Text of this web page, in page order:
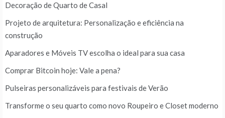
Decoração de Quarto de Casal
Projeto de arquitetura: Personalização e eficiência na
construção
Aparadores e Móveis TV escolha o ideal para sua casa
Comprar Bitcoin hoje: Vale a pena?
Pulseiras personalizáveis para festivais de Verão
Transforme o seu quarto como novo Roupeiro e Closet moderno